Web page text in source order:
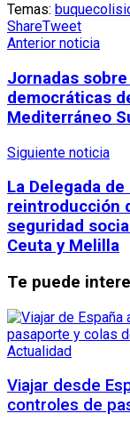
Temas: buque
ShareTweet
Anterior noticia
Jornadas
democráticas
Mediterráneo
Siguiente noticia
La Delegada
reintroducción
seguridad
Ceuta y Melilla
Te puede
Actualidad
Viajar desde
controles de